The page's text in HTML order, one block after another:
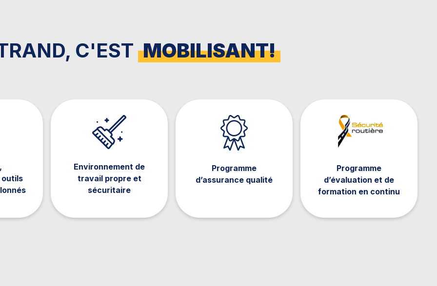
C'EST MOBILISANT!
Environnement de
travail propre et
sécuritaire
Programme
d’assurance qualité
Programme
d’évaluation et de
formation en continu